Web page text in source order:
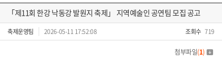
「제11회 한강 낙동강 발원지 축제」 지역예술인 공연팀 모집 공고
축제운영팀 2026-05-11 17:52:08 조회수 719
첨부파일(1)